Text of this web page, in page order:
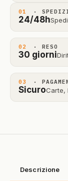
01 ·
24/48h
02 · RESO
30 giorni
03 ·
SicuroCarte,
Descrizione